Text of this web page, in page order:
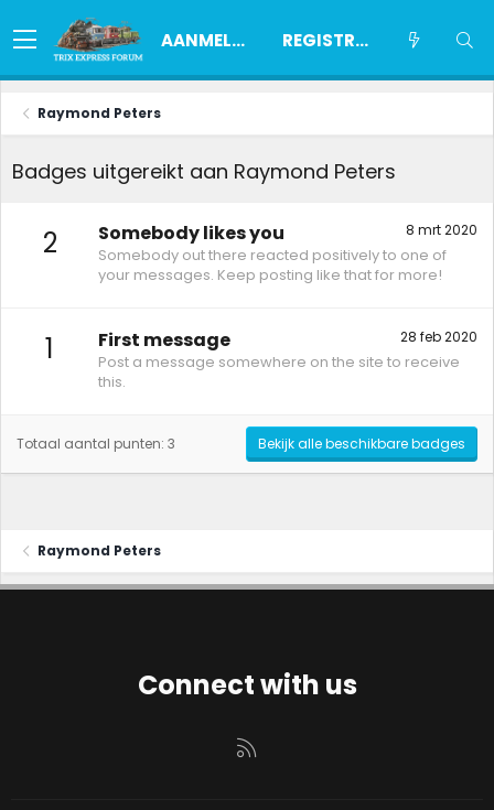
AANMELDEN REGISTREREN
Raymond Peters
Badges uitgereikt aan Raymond Peters
2 8 mrt 2020
Somebody likes you
Somebody out there reacted positively to one of
your messages. Keep posting like that for more!
1 28 feb 2020
First message
Post a message somewhere on the site to receive
this.
Totaal aantal punten: 3 Bekijk alle beschikbare badges
Raymond Peters
Connect with us